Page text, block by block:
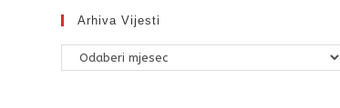
Arhiva Vijesti